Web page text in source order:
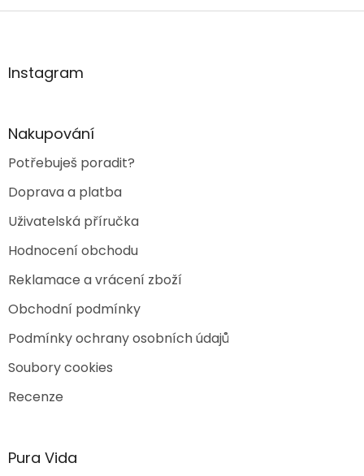
Z
aInstagram
Nakupování
Potřebuješ poradit?
Doprava a platba
Uživatelská příručka
Hodnocení obchodu
Reklamace a vrácení zboží
Obchodní podmínky
Podmínky ochrany osobních údajů
Soubory cookies
Recenze
Pura Vida